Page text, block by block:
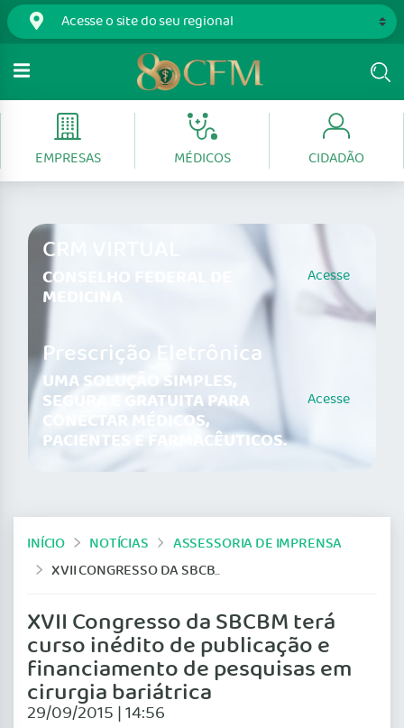
EMPRESAS MÉDICOS CIDADÃO
CRM VIRTUAL
CONSELHO FEDERAL DE
MEDICINA
Acesse
Prescrição Eletrônica
UMA SOLUÇÃO SIMPLES,
SEGURA E GRATUITA PARA
CONECTAR MÉDICOS,
PACIENTES E FARMACÊUTICOS.
Acesse
INÍCIO NOTÍCIAS
ASSESSORIA DE IMPRENSA
XVII CONGRESSO DA SBCBM TERÁ CURSO INÉDITO DE PUBLICAÇÃO E FINANCIAMENTO DE PESQUISAS EM CIRURGIA BARIÁTRICA
XVII Congresso da SBCBM terá
curso inédito de publicação e
financiamento de pesquisas em
cirurgia bariátrica
29/09/2015 | 14:56